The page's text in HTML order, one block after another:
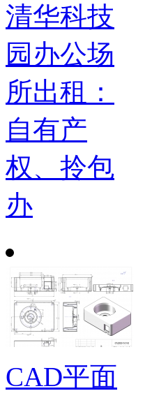
清华科技
园办公场
所出租：
自有产
权、拎包
办
CAD平面